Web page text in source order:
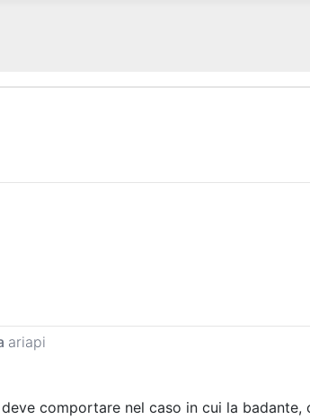
ariapi
comportare nel caso in cui la